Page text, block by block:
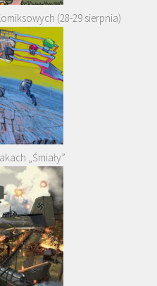
(28-29 sierpnia)
„Śmiały”